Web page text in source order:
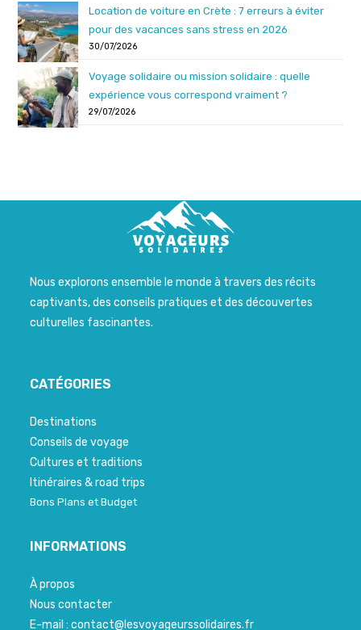
Location de voiture en Crète : 7 erreurs à éviter
pour des vacances sans stress en 2026
30/07/2026
Voyage solidaire ou mission solidaire : quelle
expérience vous correspond vraiment ?
29/07/2026
Nous explorons ensemble le monde à travers des récits
captivants, des conseils pratiques et des découvertes
culturelles fascinantes.
CATÉGORIES
Destinations
Conseils de voyage
Cultures et traditions
Itinéraires & road trips
Bons Plans et Budget
INFORMATIONS
À propos
Nous contacter
E-mail : contact@lesvoyageurssolidaires.fr